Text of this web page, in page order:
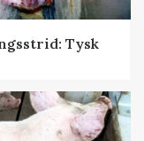
Tysk